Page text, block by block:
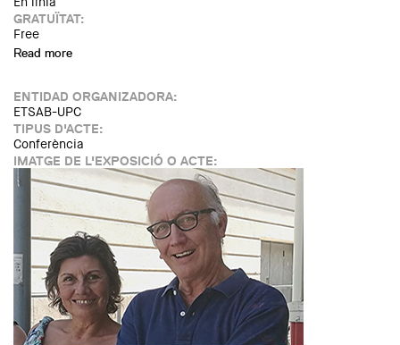
GRATUÏTAT:
Free
Read more
ENTIDAD ORGANIZADORA:
ETSAB-UPC
TIPUS D'ACTE:
Conferència
IMATGE DE L'EXPOSICIÓ O ACTE: